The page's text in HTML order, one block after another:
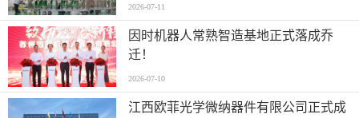
2026-07-11
因时机器人常熟智造基地正式落成乔
迁！
2026-07-10
江西欧菲光学微纳器件有限公司正式成